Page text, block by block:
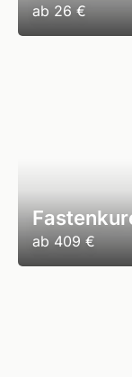
ab 26 €
ab 409 €